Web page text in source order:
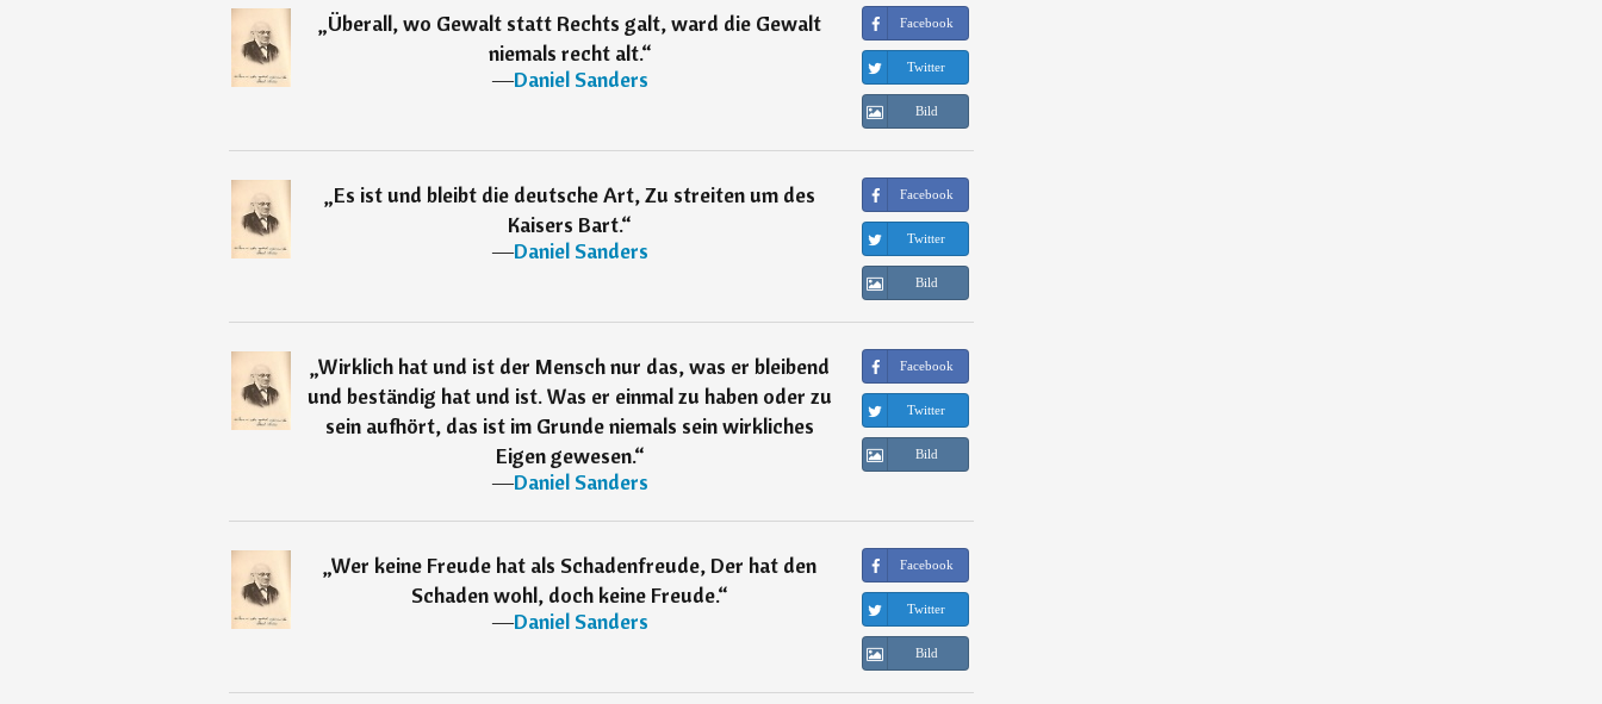
„Überall, wo Gewalt statt Rechts galt, ward die Gewalt
niemals recht alt.“
―Daniel Sanders
Facebook
Twitter
Bild
„Es ist und bleibt die deutsche Art, Zu streiten um des
Kaisers Bart.“
―Daniel Sanders
Facebook
Twitter
Bild
„Wirklich hat und ist der Mensch nur das, was er bleibend
und beständig hat und ist. Was er einmal zu haben oder zu
sein aufhört, das ist im Grunde niemals sein wirkliches
Eigen gewesen.“
―Daniel Sanders
Facebook
Twitter
Bild
„Wer keine Freude hat als Schadenfreude, Der hat den
Schaden wohl, doch keine Freude.“
―Daniel Sanders
Facebook
Twitter
Bild